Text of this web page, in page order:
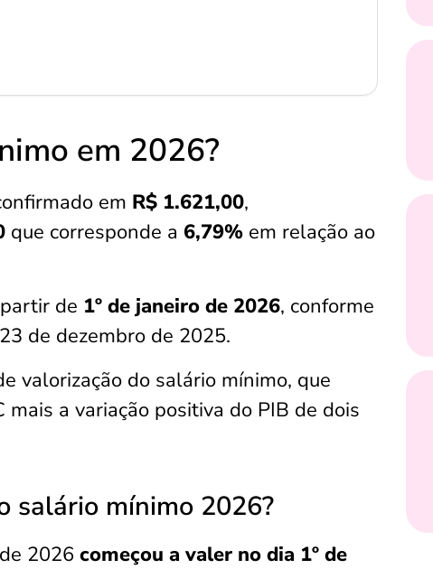
em 2026?
em R$ 1.621,00,
que corresponde a 6,79% em relação ao
de 1º de janeiro de 2026, conforme
de dezembro de 2025.
valorização do salário mínimo, que
a variação positiva do PIB de dois
salário mínimo 2026?
2026 começou a valer no dia 1º de